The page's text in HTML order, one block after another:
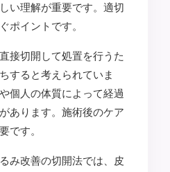
い理解が重要です。適切
ポイントです。
接切開して処置を行うた
すると考えられていま
個人の体質によって経過
あります。施術後のケア
です。
み改善の切開法では、皮